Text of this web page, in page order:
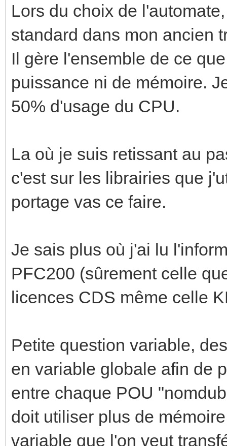
Lors du choix de
standard dans mon ancien
Il gère l'ensemble de ce
puissance ni de mémoire.
50% d'usage du CPU.
La où je suis retissant au
c'est sur les librairies que
portage vas ce faire.
Je sais plus où j'ai lu
PFC200 (sûrement celle
licences CDS même celle
Petite question variable,
en variable globale afin de
entre chaque POU
doit utiliser plus de
variable que l'on veut